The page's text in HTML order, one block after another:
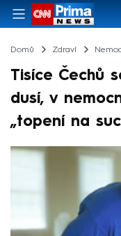
Domů Zdraví
Tisíce Čechů
dusí, v
„topení na